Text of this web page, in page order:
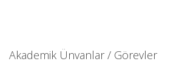
Akademik Ünvanlar / Görevler